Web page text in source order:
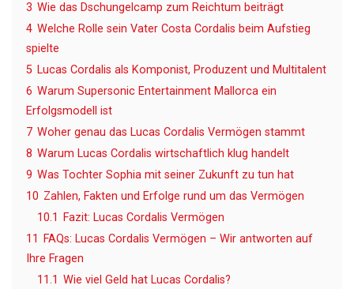
3 Wie das Dschungelcamp zum Reichtum beiträgt
4 Welche Rolle sein Vater Costa Cordalis beim Aufstieg
spielte
5 Lucas Cordalis als Komponist, Produzent und Multitalent
6 Warum Supersonic Entertainment Mallorca ein
Erfolgsmodell ist
7 Woher genau das Lucas Cordalis Vermögen stammt
8 Warum Lucas Cordalis wirtschaftlich klug handelt
9 Was Tochter Sophia mit seiner Zukunft zu tun hat
10 Zahlen, Fakten und Erfolge rund um das Vermögen
10.1
Fazit: Lucas Cordalis Vermögen
11
FAQs: Lucas Cordalis Vermögen – Wir antworten auf
Ihre Fragen
11.1 Wie viel Geld hat Lucas Cordalis?